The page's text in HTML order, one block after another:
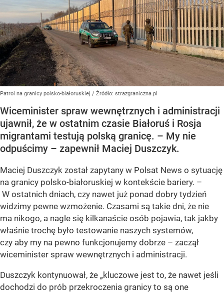
Patrol na granicy polsko-białoruskiej / Źródło: strazgraniczna.pl
Wiceminister spraw wewnętrznych i administracji
ujawnił, że w ostatnim czasie Białoruś i Rosja
migrantami testują polską granicę. – My nie
odpuścimy – zapewnił Maciej Duszczyk.
Maciej Duszczyk został zapytany w Polsat News o sytuację
na granicy polsko-białoruskiej w kontekście bariery. –
W ostatnich dniach, czy nawet już ponad dobry tydzień
widzimy pewne wzmożenie. Czasami są takie dni, że nie
ma nikogo, a nagle się kilkanaście osób pojawia, tak jakby
właśnie trochę było testowanie naszych systemów,
czy aby my na pewno funkcjonujemy dobrze – zaczął
wiceminister spraw wewnętrznych i administracji.
Duszczyk kontynuował, że „kluczowe jest to, że nawet jeśli
dochodzi do prób przekroczenia granicy to są one